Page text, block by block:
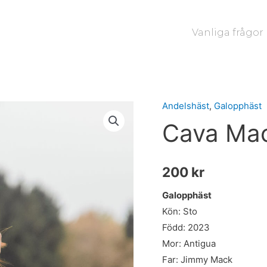
Vanliga frågor
Andelshäst, Galopphäst
Cava
200 kr
Galopphäst
Kön: Sto
Född: 2023
Mor: Antigua
Far: Jimmy Mack
Cava
Mack
mängd